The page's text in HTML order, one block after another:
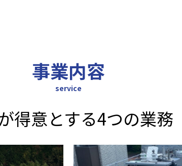
事業内容
service
得意とする4つの業務